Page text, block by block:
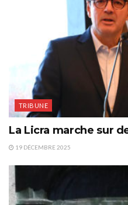
TRIBUNE
La Licra marche sur
19 DÉCEMBRE 2025